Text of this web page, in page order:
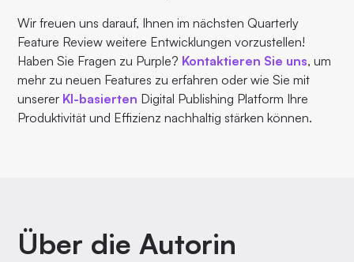
Wir freuen uns darauf, Ihnen im nächsten Quarterly
Feature Review weitere Entwicklungen vorzustellen!
Haben Sie Fragen zu Purple? Kontaktieren Sie uns, um
mehr zu neuen Features zu erfahren oder wie Sie mit
unserer KI-basierten Digital Publishing Platform Ihre
Produktivität und Effizienz nachhaltig stärken können.
Über die Autorin